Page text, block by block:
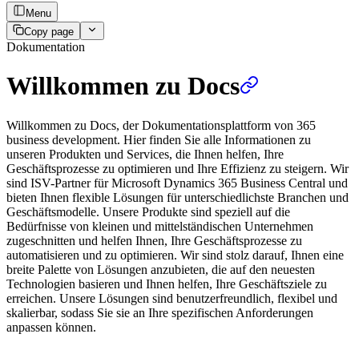
Menu
Copy page
Dokumentation
Willkommen zu Docs
Willkommen zu Docs, der Dokumentationsplattform von 365
business development. Hier finden Sie alle Informationen zu
unseren Produkten und Services, die Ihnen helfen, Ihre
Geschäftsprozesse zu optimieren und Ihre Effizienz zu steigern. Wir
sind ISV-Partner für Microsoft Dynamics 365 Business Central und
bieten Ihnen flexible Lösungen für unterschiedlichste Branchen und
Geschäftsmodelle. Unsere Produkte sind speziell auf die
Bedürfnisse von kleinen und mittelständischen Unternehmen
zugeschnitten und helfen Ihnen, Ihre Geschäftsprozesse zu
automatisieren und zu optimieren. Wir sind stolz darauf, Ihnen eine
breite Palette von Lösungen anzubieten, die auf den neuesten
Technologien basieren und Ihnen helfen, Ihre Geschäftsziele zu
erreichen. Unsere Lösungen sind benutzerfreundlich, flexibel und
skalierbar, sodass Sie sie an Ihre spezifischen Anforderungen
anpassen können.